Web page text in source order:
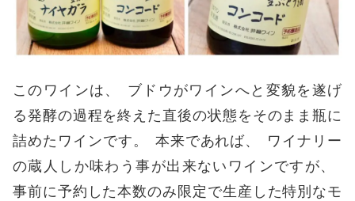
このワインは 、
ブドウがワインへと変貌を遂げ
る発酵の過程を終えた直後の状態をそのまま瓶に
詰めたワインです。 本来であれば、
ワイナリー
の蔵人しか味わう事が出来ないワインですが、
事前に予約した本数のみ限定で生産した特別なモ